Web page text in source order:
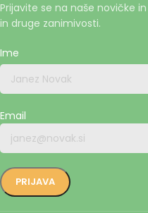
Prijavite se na naše novičke
in druge zanimivosti.
Ime
Email